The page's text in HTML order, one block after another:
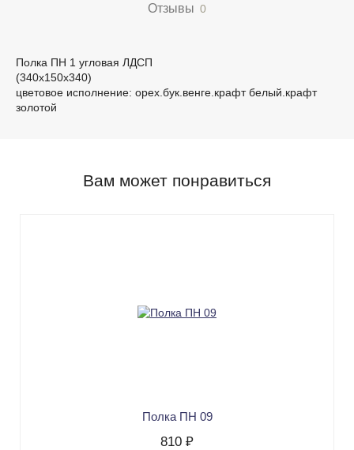
Отзывы 0
Полка ПН 1 угловая ЛДСП
(340х150х340)
цветовое исполнение: орех.бук.венге.крафт белый.крафт
золотой
Вам может понравиться
Полка ПН 09
810 ₽